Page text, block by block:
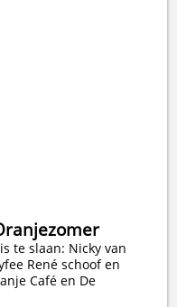
te slaan: Nicky van
René schoof en
Café en De